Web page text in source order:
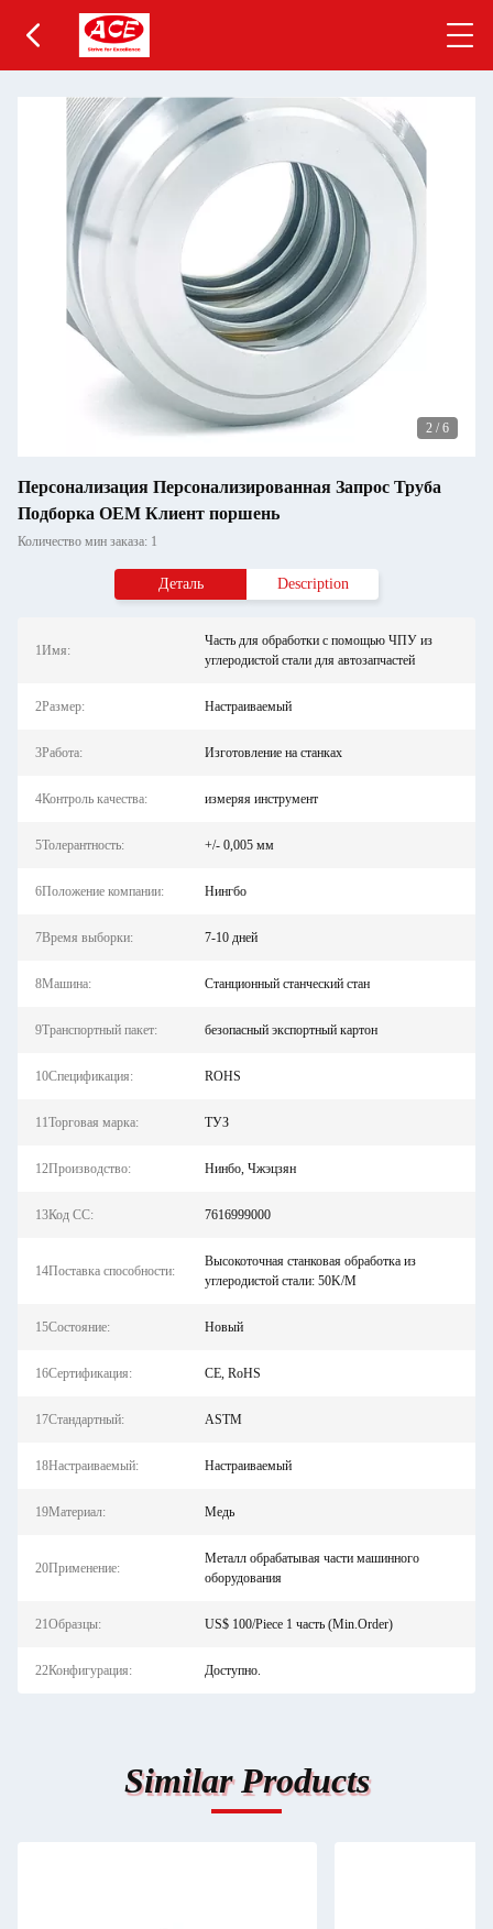
2 / 6
Персонализация Персонализированная Запрос Труба
Подборка OEM Клиент поршень
Количество мин заказа: 1
Деталь Description
1Имя:
Часть для обработки с помощью ЧПУ из
углеродистой стали для автозапчастей
2Размер: Настраиваемый
3Работа: Изготовление на станках
4Контроль качества: измеряя инструмент
5Толерантность: +/- 0,005 мм
6Положение компании: Нингбо
7Время выборки: 7-10 дней
8Машина: Станционный станческий стан
9Транспортный пакет: безопасный экспортный картон
10Спецификация: ROHS
11Торговая марка: ТУЗ
12Производство: Нинбо, Чжэцзян
13Код СС: 7616999000
14Поставка способности:
Высокоточная станковая обработка из
углеродистой стали: 50K/M
15Состояние: Новый
16Сертификация: CE, RoHS
17Стандартный: ASTM
18Настраиваемый: Настраиваемый
19Материал: Медь
20Применение:
Металл обрабатывая части машинного
оборудования
21Образцы: US$ 100/Piece 1 часть (Min.Order)
22Конфигурация: Доступно.
Similar Products